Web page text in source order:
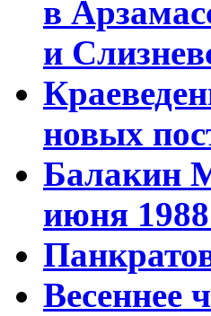
в
и
новых
Балакин
июня 1988
Весеннее